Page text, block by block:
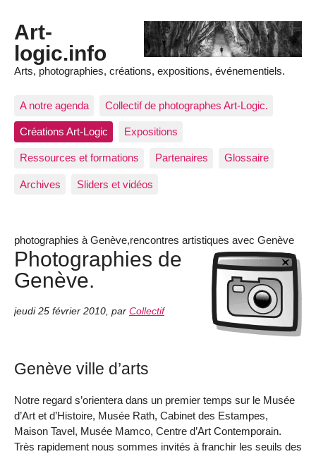
Art-
logic.info
Arts, photographies, créations, expositions, événementiels.
A notre agenda Collectif de photographes Art-Logic.
Créations Art-Logic Expositions
Ressources et formations Partenaires Glossaire
Archives Sliders et vidéos
photographies à Genève,rencontres artistiques avec Genève
Photographies de
Genève.
jeudi 25 février 2010, par Collectif
Genève ville d’arts
Notre regard s’orientera dans un premier temps sur le Musée
d’Art et d’Histoire, Musée Rath, Cabinet des Estampes,
Maison Tavel, Musée Mamco, Centre d’Art Contemporain.
Très rapidement nous sommes invités à franchir les seuils des